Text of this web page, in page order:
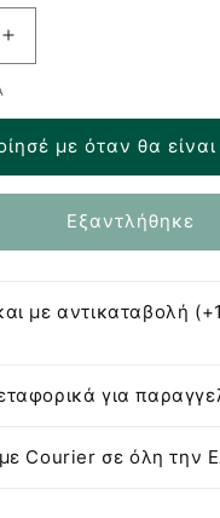
Αύξηση
ποσότητας
Estia
Παγοθήκη
Σιλικόνης
15
Θέσεων
-
με όταν θα είναι
Εξαντλήθηκε
με αντικαταβολή
για
Courier σε όλη την